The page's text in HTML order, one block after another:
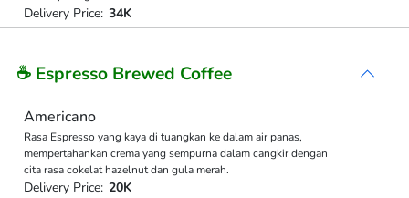
Delivery Price: 34K
☕ Espresso Brewed Coffee
Americano
Rasa Espresso yang kaya di tuangkan ke dalam air panas,
mempertahankan crema yang sempurna dalam cangkir dengan
cita rasa cokelat hazelnut dan gula merah.
Delivery Price: 20K